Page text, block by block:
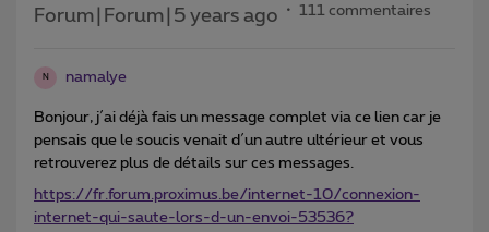
Forum|Forum|5 years ago 111 commentaires
N namalye
Bonjour, j´ai déjà fais un message complet via ce lien car je
pensais que le soucis venait d´un autre ultérieur et vous
retrouverez plus de détails sur ces messages.
https://fr.forum.proximus.be/internet-10/connexion-
internet-qui-saute-lors-d-un-envoi-53536?